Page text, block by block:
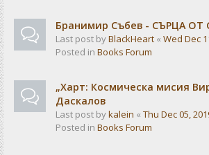
Бранимир Събев - СЪРЦА
Last post byBlackHeart « Wed Dec
Posted in Books Forum
„Харт: Космическа мисия
Даскалов
Last post bykalein « Thu Dec 05,
Posted in Books Forum